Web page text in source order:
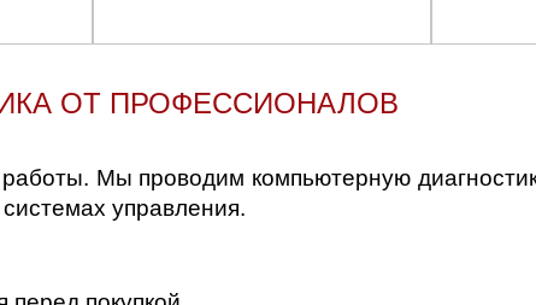
ОТ ПРОФЕССИОНАЛОВ
Мы проводим компьютерную
управления.